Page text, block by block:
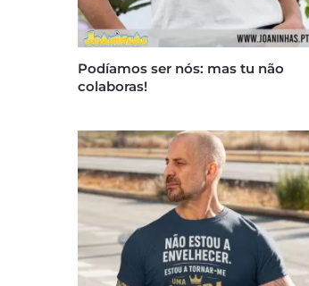
Podíamos ser nós: mas tu não
colaboras!